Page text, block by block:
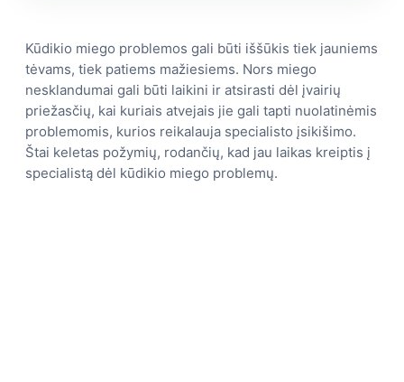
Kūdikio miego problemos gali būti iššūkis tiek jauniems
tėvams, tiek patiems mažiesiems. Nors miego
nesklandumai gali būti laikini ir atsirasti dėl įvairių
priežasčių, kai kuriais atvejais jie gali tapti nuolatinėmis
problemomis, kurios reikalauja specialisto įsikišimo.
Štai keletas požymių, rodančių, kad jau laikas kreiptis į
specialistą dėl kūdikio miego problemų.